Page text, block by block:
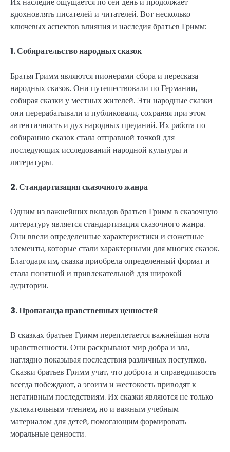
вдохновлять писателей и читателей. Вот несколько
ключевых аспектов влияния и наследия братьев Гримм:
1. Собирательство народных сказок
Братья Гримм являются пионерами сбора и пересказа
народных сказок. Они путешествовали по Германии,
собирая сказки у местных жителей. Эти народные сказки
они перерабатывали и публиковали, сохраняя при этом
автентичность и дух народных преданий. Их работа по
собиранию сказок стала отправной точкой для
последующих исследований народной культуры и
литературы.
2. Стандартизация сказочного жанра
Одним из важнейших вкладов братьев Гримм в сказочную
литературу является стандартизация сказочного жанра.
Они ввели определенные характеристики и сюжетные
элементы, которые стали характерными для многих сказок.
Благодаря им, сказка приобрела определенный формат и
стала понятной и привлекательной для широкой
аудитории.
3. Пропаганда нравственных ценностей
В сказках братьев Гримм переплетается важнейшая нота
нравственности. Они раскрывают мир добра и зла,
наглядно показывая последствия различных поступков.
Сказки братьев Гримм учат, что доброта и справедливость
всегда побеждают, а эгоизм и жестокость приводят к
негативным последствиям. Их сказки являются не только
увлекательным чтением, но и важным учебным
материалом для детей, помогающим формировать
моральные ценности.